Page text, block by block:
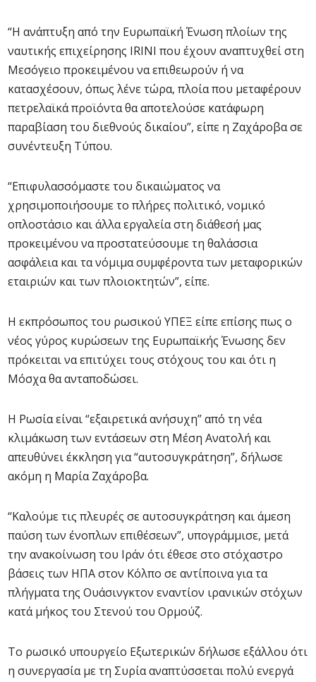
“Η ανάπτυξη από την Ευρωπαϊκή Ένωση πλοίων της
ναυτικής επιχείρησης IRINI που έχουν αναπτυχθεί στη
Μεσόγειο προκειμένου να επιθεωρούν ή να
κατασχέσουν, όπως λένε τώρα, πλοία που μεταφέρουν
πετρελαϊκά προϊόντα θα αποτελούσε κατάφωρη
παραβίαση του διεθνούς δικαίου”, είπε η Ζαχάροβα σε
συνέντευξη Τύπου.
“Επιφυλασσόμαστε του δικαιώματος να
χρησιμοποιήσουμε το πλήρες πολιτικό, νομικό
οπλοστάσιο και άλλα εργαλεία στη διάθεσή μας
προκειμένου να προστατεύσουμε τη θαλάσσια
ασφάλεια και τα νόμιμα συμφέροντα των μεταφορικών
εταιριών και των πλοιοκτητών”, είπε.
Η εκπρόσωπος του ρωσικού ΥΠΕΞ είπε επίσης πως ο
νέος γύρος κυρώσεων της Ευρωπαϊκής Ένωσης δεν
πρόκειται να επιτύχει τους στόχους του και ότι η
Μόσχα θα ανταποδώσει.
Η Ρωσία είναι “εξαιρετικά ανήσυχη” από τη νέα
κλιμάκωση των εντάσεων στη Μέση Ανατολή και
απευθύνει έκκληση για “αυτοσυγκράτηση”, δήλωσε
ακόμη η Μαρία Ζαχάροβα.
“Καλούμε τις πλευρές σε αυτοσυγκράτηση και άμεση
παύση των ένοπλων επιθέσεων”, υπογράμμισε, μετά
την ανακοίνωση του Ιράν ότι έθεσε στο στόχαστρο
βάσεις των ΗΠΑ στον Κόλπο σε αντίποινα για τα
πλήγματα της Ουάσινγκτον εναντίον ιρανικών στόχων
κατά μήκος του Στενού του Ορμούζ.
Το ρωσικό υπουργείο Εξωτερικών δήλωσε εξάλλου ότι
η συνεργασία με τη Συρία αναπτύσσεται πολύ ενεργά